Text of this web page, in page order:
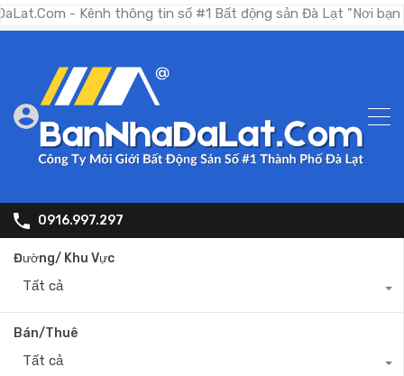
- Kênh thông tin số #1 Bất động sản Đà Lạt "Nơi bạn tìm
0916.997.297
Đường/ Khu Vực
Tất cả
Bán/Thuê
Tất cả